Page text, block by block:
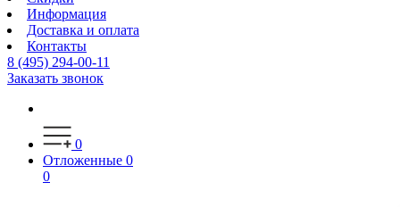
Информация
Доставка и оплата
Контакты
8 (495) 294-00-11
Заказать звонок
0
Отложенные 0
0